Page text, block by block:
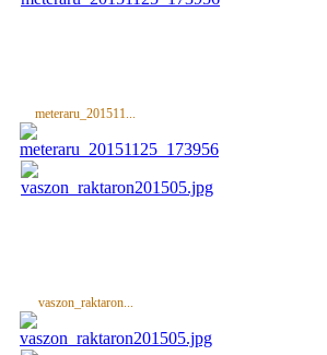
meteraru_201511...
vaszon_raktaron...